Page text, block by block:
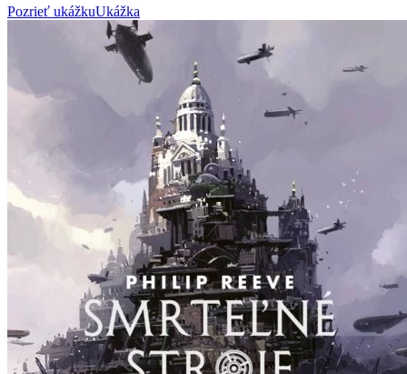
Pozrieť ukážkuUkážka